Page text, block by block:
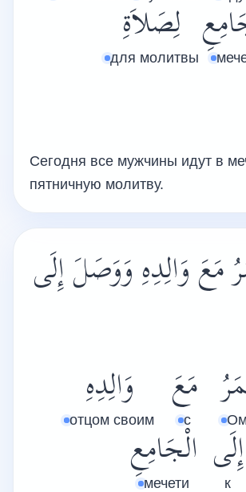
لِصَلاَةِ
для молитвы
Сегодня все мужчины идут в
пятничную молитву.
وَالِدِهِ وَوَصَلَ إِلَى
مَعَ
с
وَالِدِهِ
отцом своим
إِلَى
к
الْجَامِعِ
мечети